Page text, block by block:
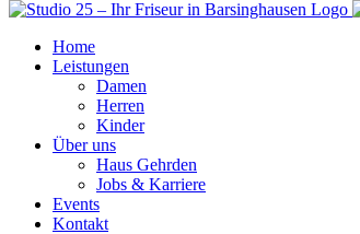
Home
Leistungen
Damen
Herren
Kinder
Über uns
Haus Gehrden
Jobs & Karriere
Events
Kontakt